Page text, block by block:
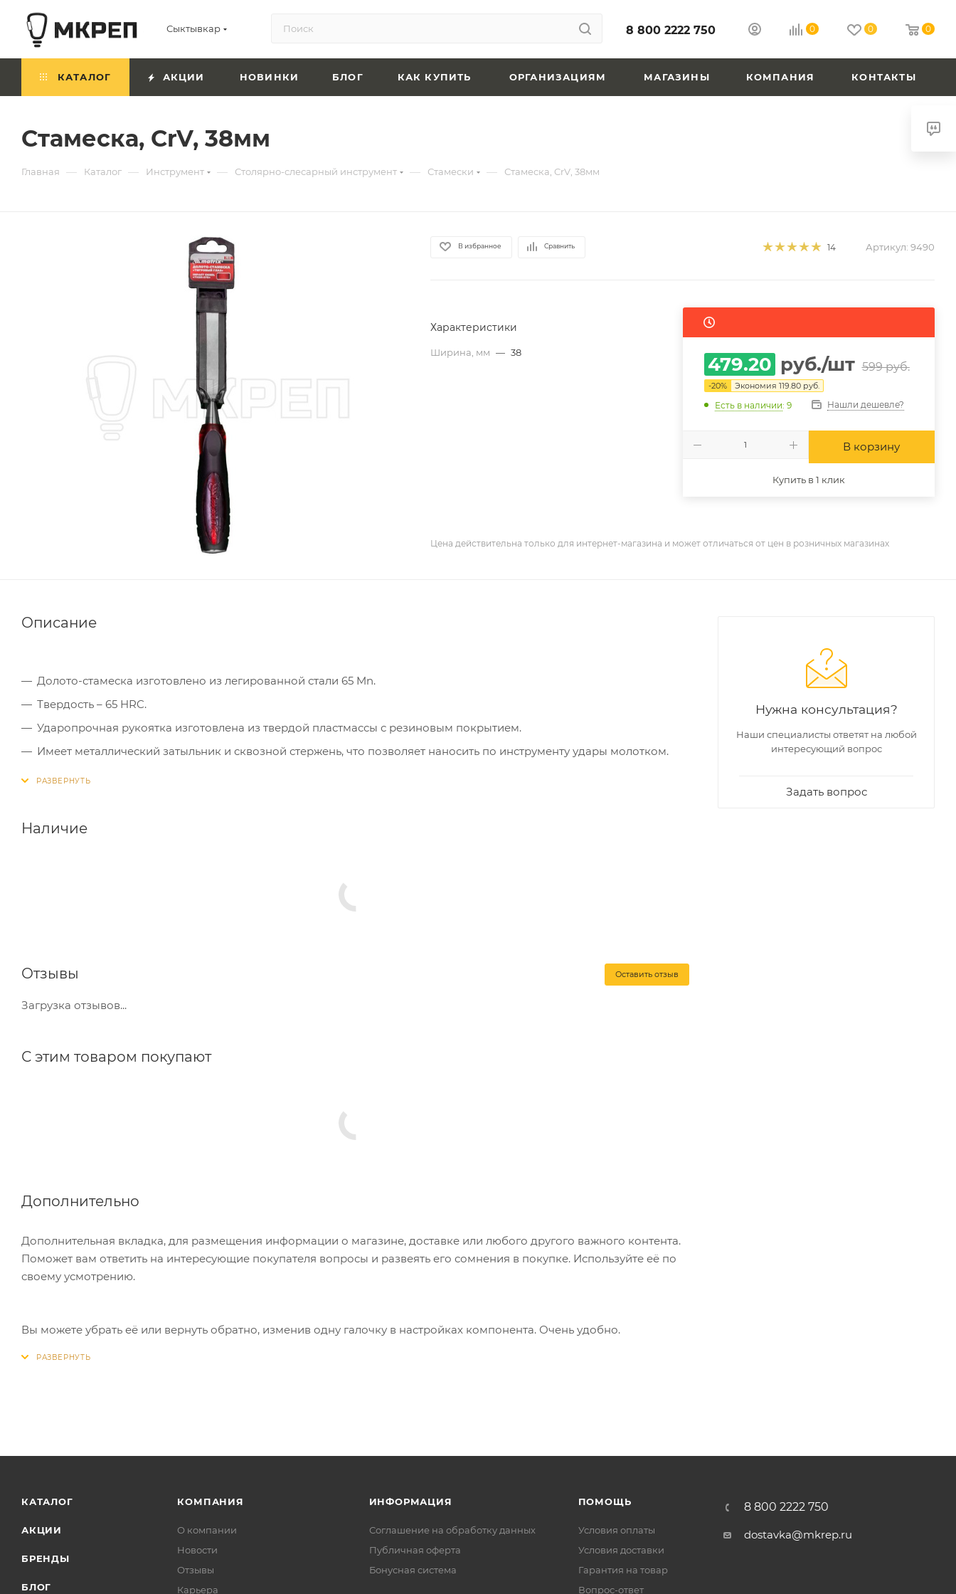
Сыктывкар 8 800 2222 750 0 0 0
КАТАЛОГ АКЦИИ НОВИНКИ БЛОГ КАК КУПИТЬ ОРГАНИЗАЦИЯМ МАГАЗИНЫ КОМПАНИЯ КОНТАКТЫ
Стамеска, CrV, 38мм
Главная — Каталог — Инструмент — Столярно-слесарный инструмент — Стамески — Стамеска, CrV, 38мм
В избранное Сравнить 14 Артикул: 9490
Характеристики
Ширина, мм — 38
479.20 руб./шт 599руб.
-20% Экономия 119.80руб.
Есть в наличии: 9 Нашли дешевле?
В корзину
Купить в 1 клик
Цена действительна только для интернет-магазина и может отличаться от цен в розничных магазинах
Описание
Долото-стамеска изготовлено из легированной стали 65 Mn.
Твердость – 65 HRC.
Ударопрочная рукоятка изготовлена из твердой пластмассы с резиновым покрытием.
Имеет металлический затыльник и сквозной стержень, что позволяет наносить по инструменту удары молотком.
Наличие
Отзывы Оставить отзыв
Загрузка отзывов...
С этим товаром покупают
Дополнительно
Дополнительная вкладка, для размещения информации о магазине, доставке или любого другого важного контента.
Поможет вам ответить на интересующие покупателя вопросы и развеять его сомнения в покупке. Используйте её по
своему усмотрению.
Вы можете убрать её или вернуть обратно, изменив одну галочку в настройках компонента. Очень удобно.
Нужна консультация?
Наши специалисты ответят на любой
интересующий вопрос
Задать вопрос
КАТАЛОГ
АКЦИИ
БРЕНДЫ
БЛОГ
КОМПАНИЯ
О компании
Новости
Отзывы
Карьера
ИНФОРМАЦИЯ
Соглашение на обработку данных
Публичная оферта
Бонусная система
ПОМОЩЬ
Условия оплаты
Условия доставки
Гарантия на товар
Вопрос-ответ
8 800 2222 750
dostavka@mkrep.ru